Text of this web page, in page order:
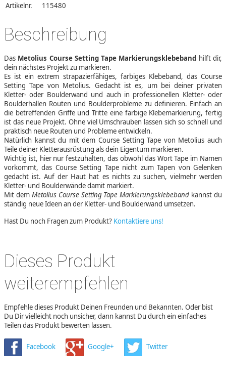
Artikelnr. 115480
Beschreibung
Das Metolius Course Setting Tape Markierungsklebeband hilft dir,
dein nächstes Projekt zu markieren.
Es ist ein extrem strapazierfähiges, farbiges Klebeband, das Course
Setting Tape von Metolius. Gedacht ist es, um bei deiner privaten
Kletter- oder Boulderwand und auch in professionellen Kletter- oder
Boulderhallen Routen und Boulderprobleme zu definieren. Einfach an
die betreffenden Griffe und Tritte eine farbige Klebemarkierung, fertig
ist das neue Projekt. Ohne viel Umschrauben lassen sich so schnell und
praktisch neue Routen und Probleme entwickeln.
Natürlich kannst du mit dem Course Setting Tape von Metolius auch
Teile deiner Kletterausrüstung als dein Eigentum markieren.
Wichtig ist, hier nur festzuhalten, das obwohl das Wort Tape im Namen
vorkommt, das Course Setting Tape nicht zum Tapen von Gelenken
gedacht ist. Auf der Haut hat es nichts zu suchen, vielmehr werden
Kletter- und Boulderwände damit markiert.
Mit dem Metolius Course Setting Tape Markierungsklebeband kannst du
ständig neue Ideen an der Kletter- und Boulderwand umsetzen.
Hast Du noch Fragen zum Produkt? Kontaktiere uns!
Dieses Produkt
weiterempfehlen
Empfehle dieses Produkt Deinen Freunden und Bekannten. Oder bist
Du Dir vielleicht noch unsicher, dann kannst Du durch ein einfaches
Teilen das Produkt bewerten lassen.
Facebook Google+ Twitter